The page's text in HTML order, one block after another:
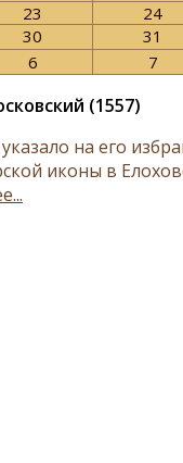
23 24
30 31
6 7
(1557)
на его
иконы в